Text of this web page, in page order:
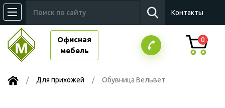
Контакты
Офисная
мебель
0
Для прихожей Обувница Вельвет